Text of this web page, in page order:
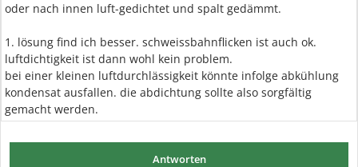
oder nach innen luft-gedichtet und spalt gedämmt.
1. lösung find ich besser. schweissbahnflicken ist auch ok.
luftdichtigkeit ist dann wohl kein problem.
bei einer kleinen luftdurchlässigkeit könnte infolge abkühlung
kondensat ausfallen. die abdichtung sollte also sorgfältig
gemacht werden.
Antworten